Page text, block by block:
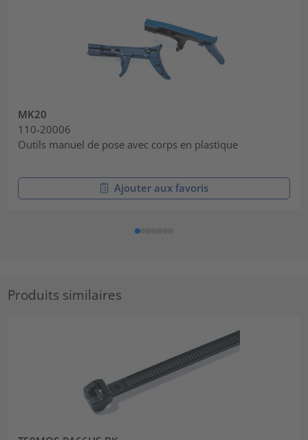
MK20
110-20006
Outils manuel de pose avec corps en plastique
Ajouter aux favoris
Produits similaires